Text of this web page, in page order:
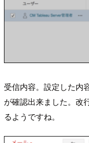
受信内容。設定した内
が確認出来ました。改
るようですね。